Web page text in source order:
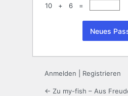
10 + 6 =
Anmelden Registrieren
← Zu my-fish – Aus